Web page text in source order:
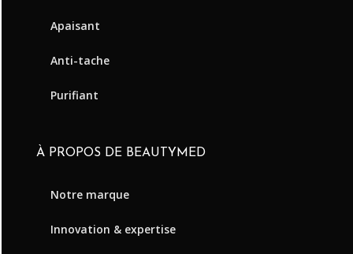
Apaisant
Anti-tache
Purifiant
À PROPOS DE BEAUTYMED
Notre marque
Innovation & expertise